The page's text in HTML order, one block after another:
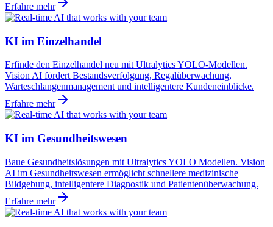
Erfahre mehr
KI im Einzelhandel
Erfinde den Einzelhandel neu mit Ultralytics YOLO-Modellen.
Vision AI fördert Bestandsverfolgung, Regalüberwachung,
Warteschlangenmanagement und intelligentere Kundeneinblicke.
Erfahre mehr
KI im Gesundheitswesen
Baue Gesundheitslösungen mit Ultralytics YOLO Modellen. Vision
AI im Gesundheitswesen ermöglicht schnellere medizinische
Bildgebung, intelligentere Diagnostik und Patientenüberwachung.
Erfahre mehr